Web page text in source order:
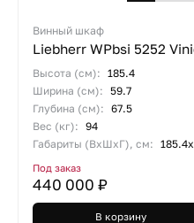
Винный шкаф
Liebherr WPbsi 5252
Высота (см): 185.4
Ширина (см): 59.7
Глубина (см): 67.5
Вес (кг): 94
Габариты (ВхШхГ), см:
Под заказ
440 000 ₽
В корзину